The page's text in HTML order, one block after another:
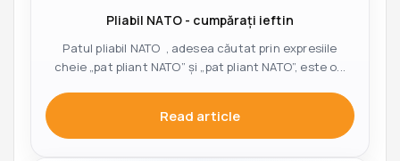
Pliabil NATO - cumpărați ieftin
Patul pliabil NATO , adesea căutat prin expresiile
cheie „pat pliant NATO” și „pat pliant NATO”, este o...
Read article